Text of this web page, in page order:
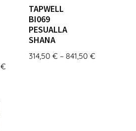
€Hintaluokka:
TAPWELL
BI069
PESUALLA
SHANA
314,50€ – 841,50€